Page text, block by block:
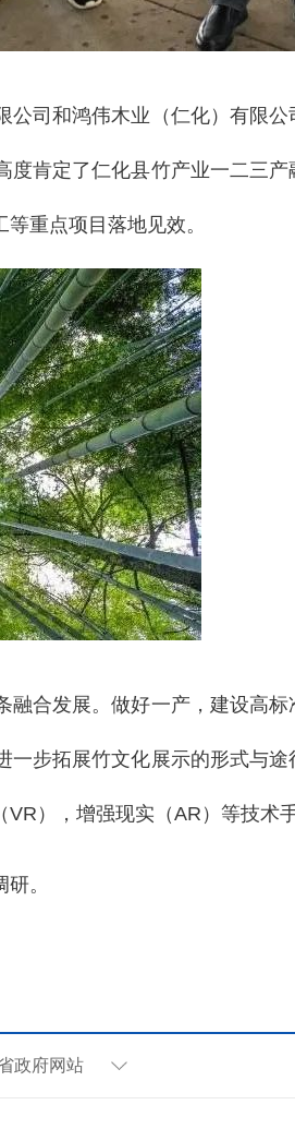
司和鸿伟木业（仁化）有限
度肯定了仁化县竹产业一二三
重点项目落地见效。
合发展。做好一产，建设高
步拓展竹文化展示的形式与
），增强现实（AR）等技术
。
政府网站